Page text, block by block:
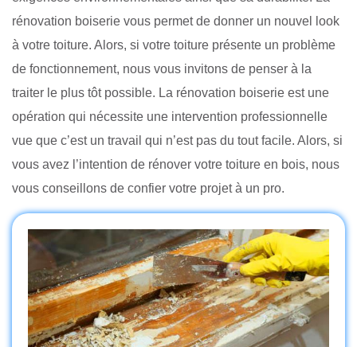
rénovation boiserie vous permet de donner un nouvel look
à votre toiture. Alors, si votre toiture présente un problème
de fonctionnement, nous vous invitons de penser à la
traiter le plus tôt possible. La rénovation boiserie est une
opération qui nécessite une intervention professionnelle
vue que c’est un travail qui n’est pas du tout facile. Alors, si
vous avez l’intention de rénover votre toiture en bois, nous
vous conseillons de confier votre projet à un pro.